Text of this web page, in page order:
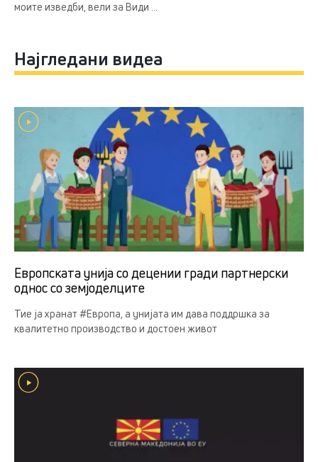
моите изведби, вели за Види ...
Најгледани видеа
Европската унија со децении гради партнерски
однос со земјоделцитe
Тие ја хранат #Европа, а унијата им дава поддршка за
квалитетно производство и достоен живот